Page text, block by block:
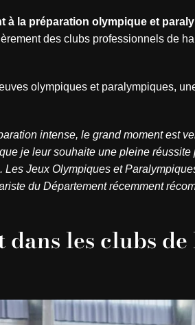
à la préparation olympique et
des clubs professionnels de
olympiques et paralympiques,
intense, le grand moment est
je leur souhaite une pleine réussite
Jeux Olympiques et
du Département récemment
les clubs